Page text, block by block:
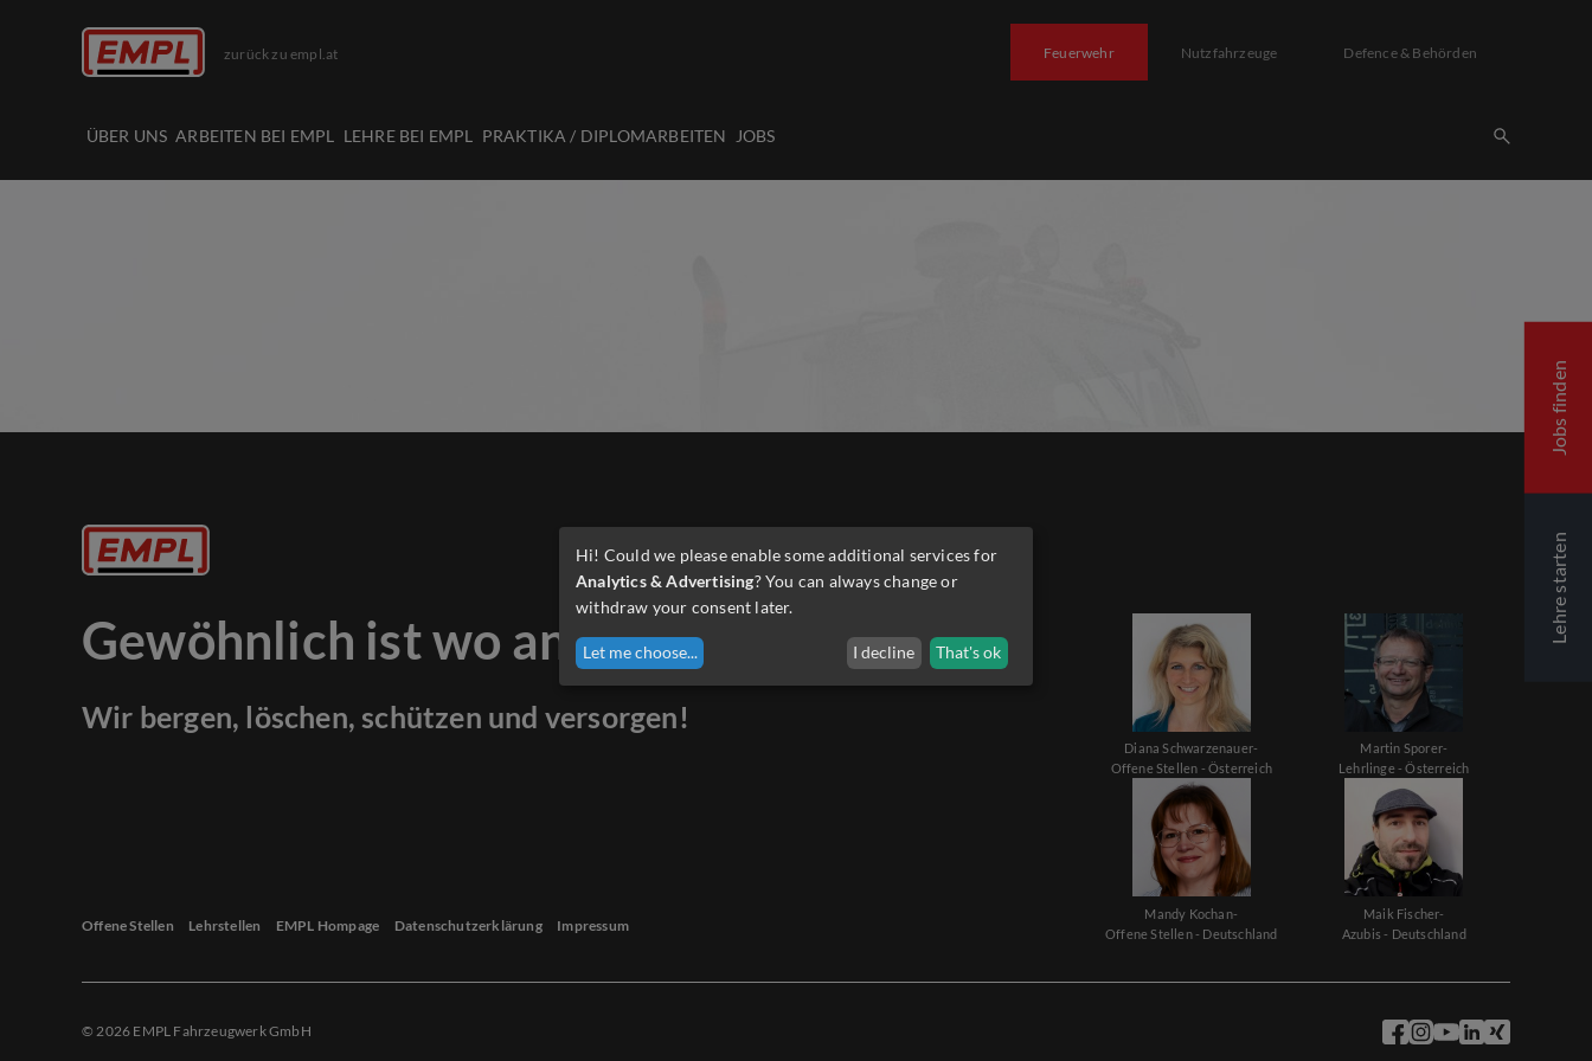
zurück zu empl.at Feuerwehr Nutzfahrzeuge Defence & Behörden
ÜBER UNS ARBEITEN BEI EMPL LEHRE BEI EMPL PRAKTIKA / DIPLOMARBEITEN JOBS
Gewöhnlich ist wo anders.
Wir bergen, löschen, schützen und versorgen!
Offene Stellen Lehrstellen EMPL Hompage Datenschutzerklärung Impressum
Diana Schwarzenauer-
Offene Stellen - Österreich
Martin Sporer-
Lehrlinge - Österreich
Mandy Kochan-
Offene Stellen - Deutschland
Maik Fischer-
Azubis - Deutschland
© 2026 EMPL Fahrzeugwerk GmbH
Jobs finden
Lehre starten
Hi! Could we please enable some additional services for
Analytics & Advertising? You can always change or
withdraw your consent later.
Let me choose... I decline That's ok